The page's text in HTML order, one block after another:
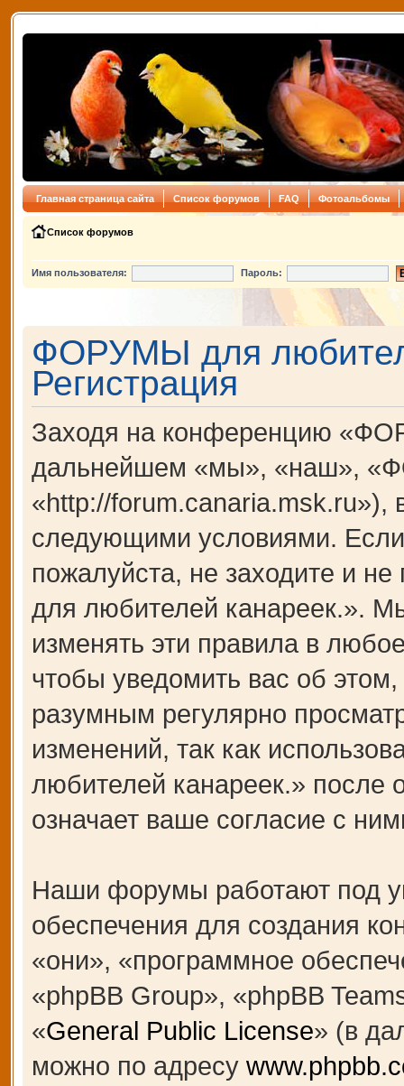
Главная страница сайта Список форумов FAQ Фотоальбомы
Список форумов
Имя пользователя: Пароль:
ФОРУМЫ для
Регистрация
Заходя на конференцию
дальнейшем «мы», «наш»,
«http://forum.canaria.msk.ru»),
следующими условиями.
пожалуйста, не заходите и
для любителей канареек.».
изменять эти правила в
чтобы уведомить вас об
разумным регулярно
изменений, так как
любителей канареек.» после
означает ваше согласие с
Наши форумы работают под
обеспечения для создания
«они», «программное
«phpBB Group», «phpBB
«General Public License» (в
можно по адресу